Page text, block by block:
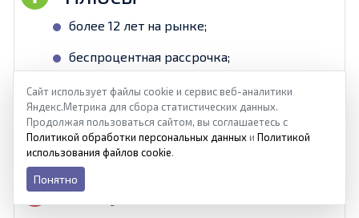
более 12 лет на рынке;
беспроцентная рассрочка;
гарантия на продукцию до 7 лет;
собственное производство.
Сайт использует файлы cookie и сервис веб-аналитики
Яндекс.Метрика для сбора статистических данных.
Продолжая пользоваться сайтом, вы соглашаетесь с
Политикой обработки персональных данных и Политикой
использования файлов cookie.
Понятно